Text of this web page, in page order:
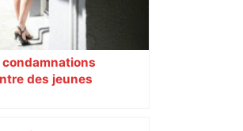
des jeunes